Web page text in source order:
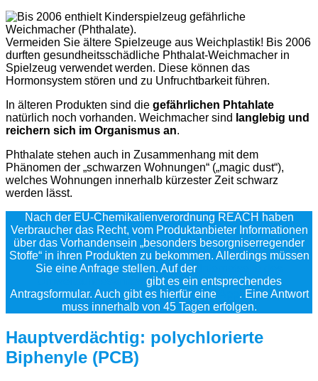
Vermeiden Sie ältere Spielzeuge aus Weichplastik! Bis 2006
durften gesundheitsschädliche Phthalat-Weichmacher in
Spielzeug verwendet werden. Diese können das
Hormonsystem stören und zu Unfruchtbarkeit führen.
In älteren Produkten sind die gefährlichen Phtahlate
natürlich noch vorhanden. Weichmacher sind langlebig und
reichern sich im Organismus an.
Phthalate stehen auch in Zusammenhang mit dem
Phänomen der „schwarzen Wohnungen“ („magic dust“),
welches Wohnungen innerhalb kürzester Zeit schwarz
werden lässt.
Nach der EU-Chemikalienverordnung REACH haben
Verbraucher das Recht, vom Produktanbieter Informationen
über das Vorhandensein „besonders besorgniserregender
Stoffe“ in ihren Produkten zu bekommen. Allerdings müssen
Sie eine Anfrage stellen. Auf der
gibt es ein entsprechendes
Antragsformular. Auch gibt es hierfür eine
. Eine Antwort
muss innerhalb von 45 Tagen erfolgen.
Hauptverdächtig: polychlorierte
Biphenyle (PCB)